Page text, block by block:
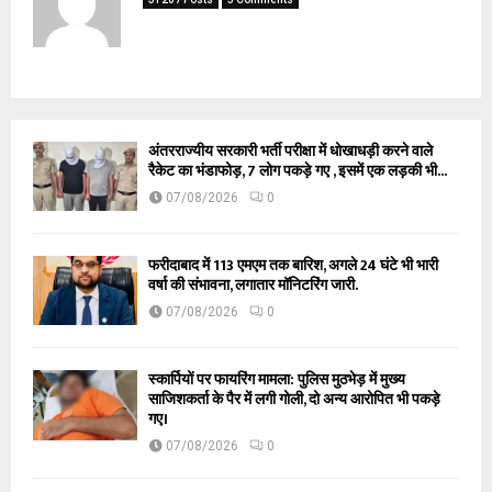
अंतरराज्यीय सरकारी भर्ती परीक्षा में धोखाधड़ी करने वाले
रैकेट का भंडाफोड़, 7 लोग पकड़े गए , इसमें एक लड़की भी...
07/08/2026 0
फरीदाबाद में 113 एमएम तक बारिश, अगले 24 घंटे भी भारी
वर्षा की संभावना, लगातार मॉनिटरिंग जारी.
07/08/2026 0
स्कार्पियों पर फायरिंग मामला: पुलिस मुठभेड़ में मुख्य
साजिशकर्ता के पैर में लगी गोली, दो अन्य आरोपित भी पकड़े
गए।
07/08/2026 0